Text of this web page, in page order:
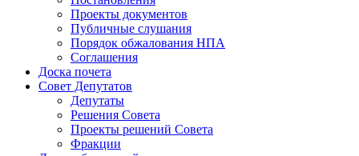
Проекты документов
Публичные слушания
Порядок обжалования НПА
Соглашения
Доска почета
Совет Депутатов
Депутаты
Решения Совета
Проекты решений Совета
Фракции